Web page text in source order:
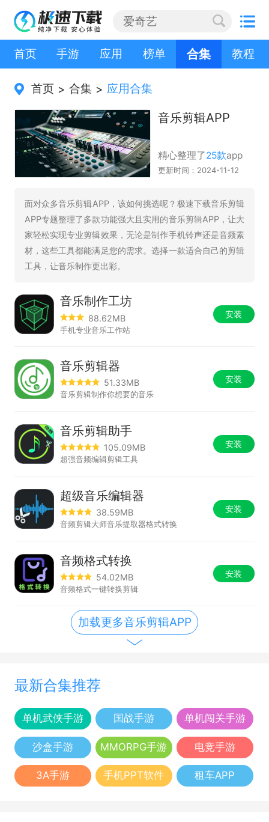
首页 手游 应用 榜单 合集 教程
首页 > 合集 > 应用合集
音乐剪辑APP
精心整理了25款app
更新时间：2024-11-12
面对众多音乐剪辑APP，该如何挑选呢？极速下载音乐剪辑
APP专题整理了多款功能强大且实用的音乐剪辑APP，让大
家轻松实现专业剪辑效果，无论是制作手机铃声还是音频素
材，这些工具都能满足您的需求。选择一款适合自己的剪辑
工具，让音乐制作更出彩。
音乐制作工坊
88.62MB
手机专业音乐工作站
安装
音乐剪辑器
51.33MB
音乐剪辑制作你想要的音乐
安装
音乐剪辑助手
105.09MB
超强音频编辑剪辑工具
安装
超级音乐编辑器
38.59MB
音频剪辑大师音乐提取器格式转换
安装
音频格式转换
54.02MB
音频格式一键转换剪辑
安装
加载更多音乐剪辑APP
最新合集推荐
单机武侠手游 国战手游 单机闯关手游
沙盒手游 MMORPG手游 电竞手游
3A手游 手机PPT软件 租车APP